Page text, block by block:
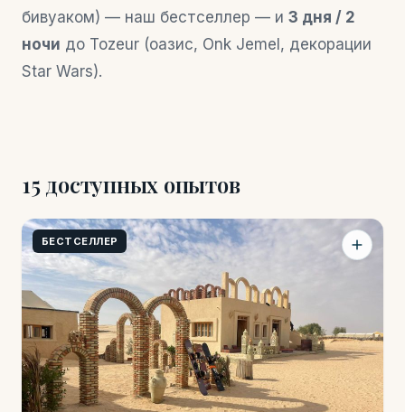
бивуаком) — наш бестселлер — и 3 дня / 2
ночи до Tozeur (оазис, Onk Jemel, декорации
Star Wars).
15 доступных опытов
БЕСТСЕЛЛЕР